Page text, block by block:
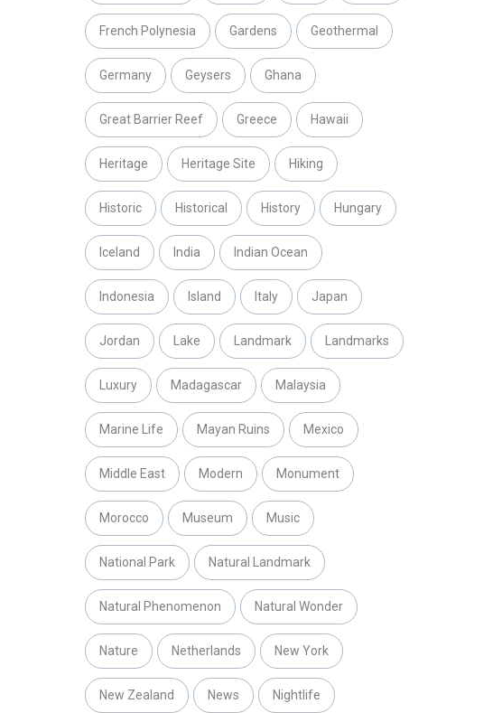
French Polynesia Gardens Geothermal
Germany Geysers Ghana
Great Barrier Reef Greece Hawaii
Heritage Heritage Site Hiking
Historic Historical History Hungary
Iceland India Indian Ocean
Indonesia Island Italy Japan
Jordan Lake Landmark Landmarks
Luxury Madagascar Malaysia
Marine Life Mayan Ruins Mexico
Middle East Modern Monument
Morocco Museum Music
National Park Natural Landmark
Natural Phenomenon Natural Wonder
Nature Netherlands New York
New Zealand News Nightlife